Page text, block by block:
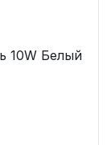
10W Белый